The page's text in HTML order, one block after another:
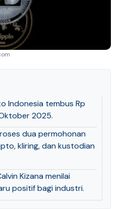
Indonesia tembus Rp
2025.
dua permohonan
kliring, dan kustodian
Kizana menilai
positif bagi industri.